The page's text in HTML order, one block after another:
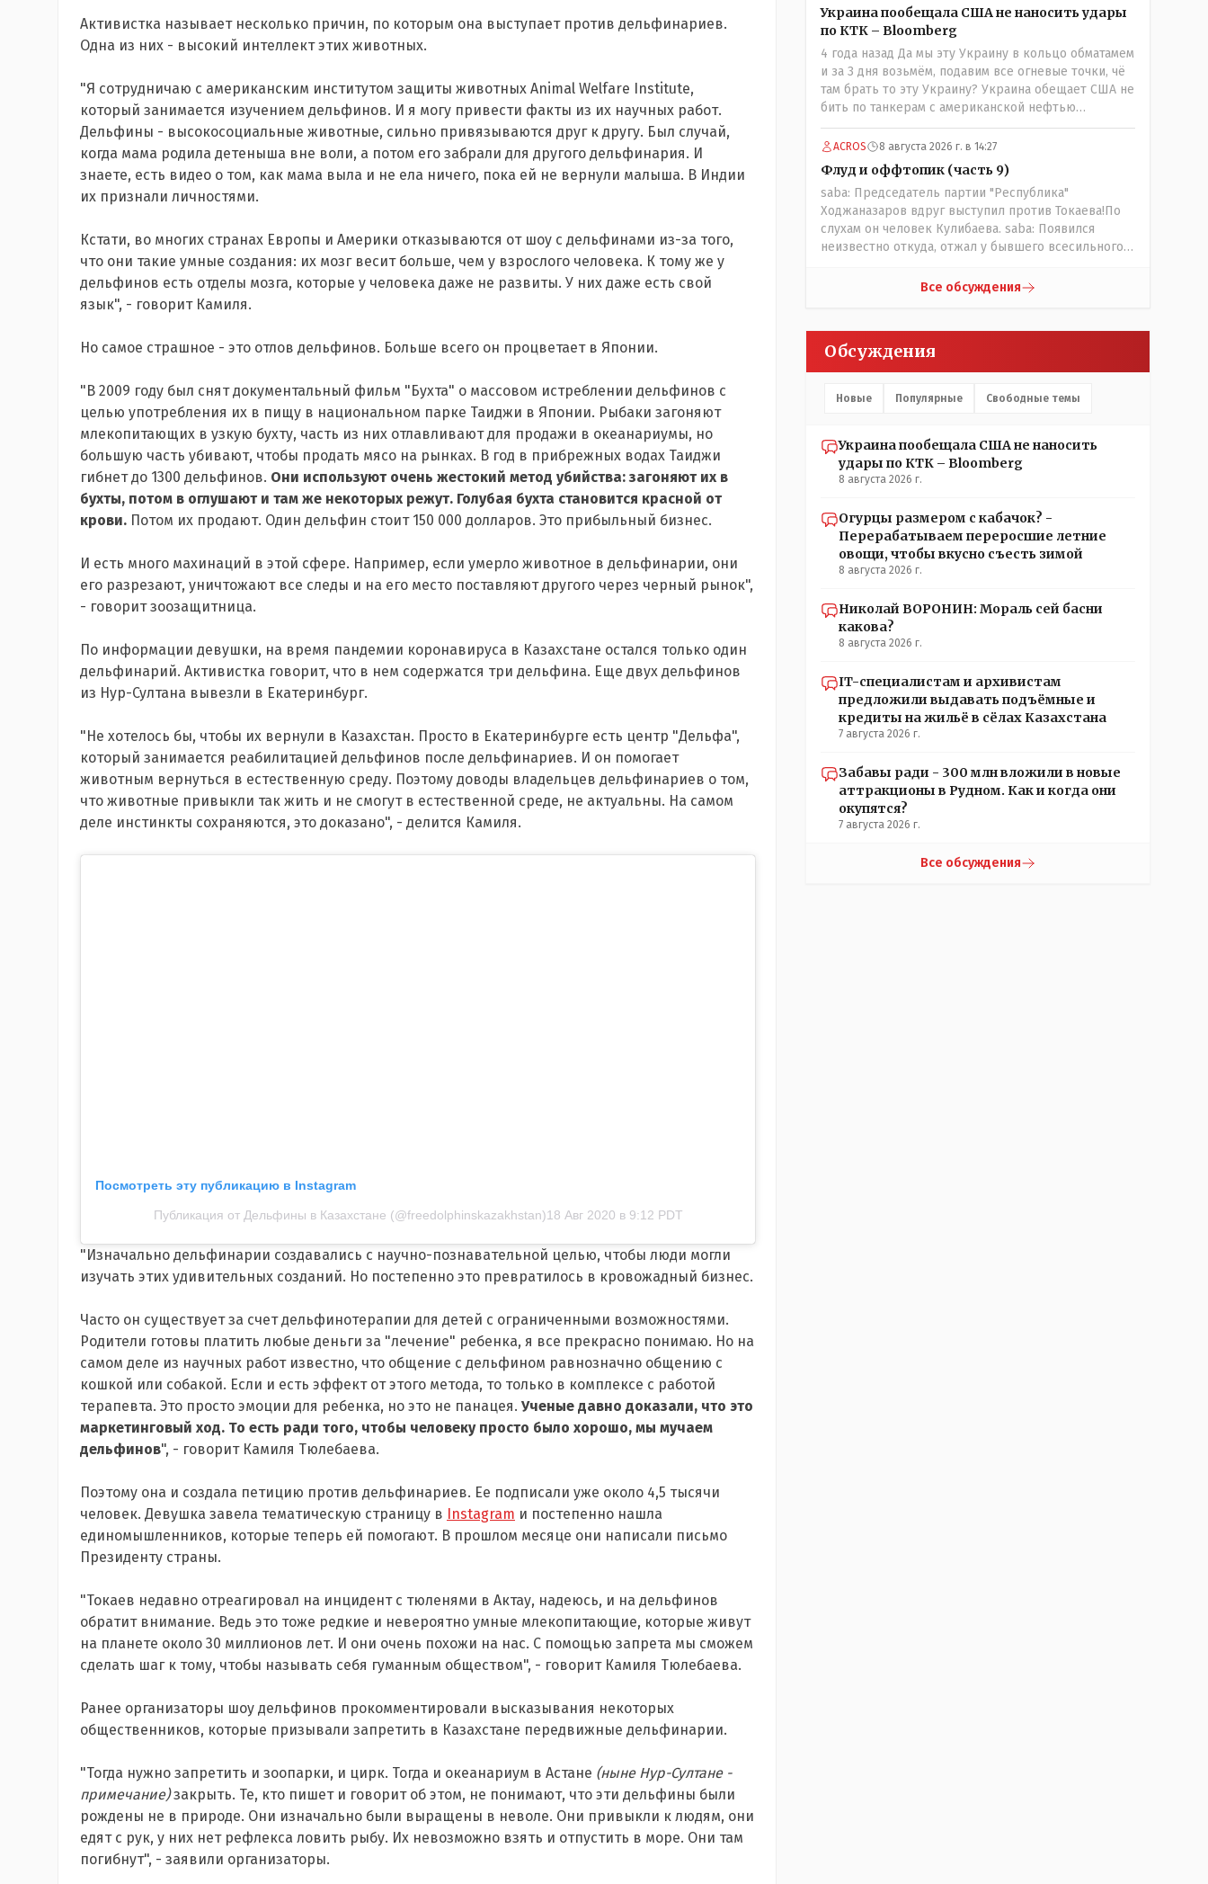
Активистка называет несколько причин, по которым она выступает против дельфинариев.
Одна из них - высокий интеллект этих животных.
"Я сотрудничаю с американским институтом защиты животных Animal Welfare Institute,
который занимается изучением дельфинов. И я могу привести факты из их научных работ.
Дельфины - высокосоциальные животные, сильно привязываются друг к другу. Был случай,
когда мама родила детеныша вне воли, а потом его забрали для другого дельфинария. И
знаете, есть видео о том, как мама выла и не ела ничего, пока ей не вернули малыша. В Индии
их признали личностями.
Кстати, во многих странах Европы и Америки отказываются от шоу с дельфинами из-за того,
что они такие умные создания: их мозг весит больше, чем у взрослого человека. К тому же у
дельфинов есть отделы мозга, которые у человека даже не развиты. У них даже есть свой
язык", - говорит Камиля.
Но самое страшное - это отлов дельфинов. Больше всего он процветает в Японии.
"В 2009 году был снят документальный фильм "Бухта" о массовом истреблении дельфинов с
целью употребления их в пищу в национальном парке Таиджи в Японии. Рыбаки загоняют
млекопитающих в узкую бухту, часть из них отлавливают для продажи в океанариумы, но
большую часть убивают, чтобы продать мясо на рынках. В год в прибрежных водах Таиджи
гибнет до 1300 дельфинов. Они используют очень жестокий метод убийства: загоняют их в
бухты, потом в оглушают и там же некоторых режут. Голубая бухта становится красной от
крови. Потом их продают. Один дельфин стоит 150 000 долларов. Это прибыльный бизнес.
И есть много махинаций в этой сфере. Например, если умерло животное в дельфинарии, они
его разрезают, уничтожают все следы и на его место поставляют другого через черный рынок",
- говорит зоозащитница.
По информации девушки, на время пандемии коронавируса в Казахстане остался только один
дельфинарий. Активистка говорит, что в нем содержатся три дельфина. Еще двух дельфинов
из Нур-Султана вывезли в Екатеринбург.
"Не хотелось бы, чтобы их вернули в Казахстан. Просто в Екатеринбурге есть центр "Дельфа",
который занимается реабилитацией дельфинов после дельфинариев. И он помогает
животным вернуться в естественную среду. Поэтому доводы владельцев дельфинариев о том,
что животные привыкли так жить и не смогут в естественной среде, не актуальны. На самом
деле инстинкты сохраняются, это доказано", - делится Камиля.
Посмотреть эту публикацию в Instagram
Публикация от Дельфины в Казахстане (@freedolphinskazakhstan)18 Авг 2020 в 9:12 PDT
"Изначально дельфинарии создавались с научно-познавательной целью, чтобы люди могли
изучать этих удивительных созданий. Но постепенно это превратилось в кровожадный бизнес.
Часто он существует за счет дельфинотерапии для детей с ограниченными возможностями.
Родители готовы платить любые деньги за "лечение" ребенка, я все прекрасно понимаю. Но на
самом деле из научных работ известно, что общение с дельфином равнозначно общению с
кошкой или собакой. Если и есть эффект от этого метода, то только в комплексе с работой
терапевта. Это просто эмоции для ребенка, но это не панацея. Ученые давно доказали, что это
маркетинговый ход. То есть ради того, чтобы человеку просто было хорошо, мы мучаем
дельфинов", - говорит Камиля Тюлебаева.
Поэтому она и создала петицию против дельфинариев. Ее подписали уже около 4,5 тысячи
человек. Девушка завела тематическую страницу в
Instagram и постепенно нашла
единомышленников, которые теперь ей помогают. В прошлом месяце они написали письмо
Президенту страны.
"Токаев недавно отреагировал на инцидент с тюленями в Актау, надеюсь, и на дельфинов
обратит внимание. Ведь это тоже редкие и невероятно умные млекопитающие, которые живут
на планете около 30 миллионов лет. И они очень похожи на нас. С помощью запрета мы сможем
сделать шаг к тому, чтобы называть себя гуманным обществом", - говорит Камиля Тюлебаева.
Ранее организаторы шоу дельфинов прокомментировали высказывания некоторых
общественников, которые призывали запретить в Казахстане передвижные дельфинарии.
"Тогда нужно запретить и зоопарки, и цирк. Тогда и океанариум в Астане (ныне Нур-Султане -
примечание)закрыть. Те, кто пишет и говорит об этом, не понимают, что эти дельфины были
рождены не в природе. Они изначально были выращены в неволе. Они привыкли к людям, они
едят с рук, у них нет рефлекса ловить рыбу. Их невозможно взять и отпустить в море. Они там
погибнут", - заявили организаторы.
публично поносить maxsaf: А чё, надо было оставить
оригинальную статью, где всё красиво, чисто и
свежо?Да, это называется журналистика. Человек
проделал работу это его взгляд на вещи У другого
свой взгляд Почему вообще кто-то должен
указывать журналисту как писать и в каком тоне?
maxsaf: Ну правда бы всё равно вышла наружу, все
установлены ПОСЛЕ смерти ребенка.Флаг в руки.
Выяснили и выяснили что дальше? У журналиста НГ
была другая задача провести репортаж а не
расследование maxsaf: Или тебе такой вариант не
нравится? Ты вообще на чьей стороне в этой
истории?Я на стороне объективной подачи
что кондиционеры заменили после происшествия,
и уже после этого пустили журналистов
мальчик просто больной был.А журналисту что
надо было тайком ночью в окно лезть чтобы
претензии могут быть к журналисту? Все вопросы
начали поносить журналиста
Украина пообещала США не наносить удары
по КТК – Bloomberg
4 года назад Да мы эту Украину в кольцо обматамем
и за 3 дня возьмём, подавим все огневые точки, чё
там брать то эту Украину? Украина обещает США не
бить по танкерам с американской нефтью
добываемой в Казахстане-мы сейчас в этой точке
ACROS 8 августа 2026 г. в 14:27
Флуд и оффтопик (часть 9)
saba: Председатель партии "Республика"
Ходжаназаров вдруг выступил против Токаева!По
слухам он человек Кулибаева. saba: Появился
неизвестно откуда, отжал у бывшего всесильного
Жаильме сеял ПОЛТОРЫ тысяча гектар , разбогател
Все обсуждения
Обсуждения
Новые Популярные Свободные темы
Украина пообещала США не наносить
удары по КТК – Bloomberg
8 августа 2026 г.
Огурцы размером с кабачок? -
Перерабатываем переросшие летние
овощи, чтобы вкусно съесть зимой
8 августа 2026 г.
Николай ВОРОНИН: Мораль сей басни
какова?
8 августа 2026 г.
IT-специалистам и архивистам
предложили выдавать подъёмные и
кредиты на жильё в сёлах Казахстана
7 августа 2026 г.
Забавы ради - 300 млн вложили в новые
аттракционы в Рудном. Как и когда они
окупятся?
7 августа 2026 г.
Все обсуждения